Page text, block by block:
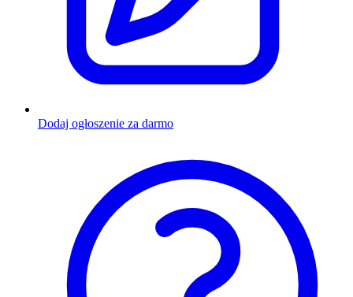
Dodaj ogłoszenie za darmo